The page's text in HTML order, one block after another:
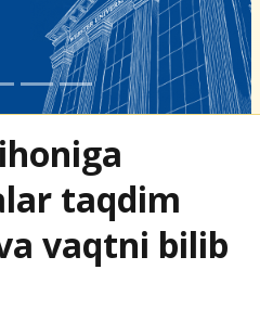
taqdim
vaqtni bilib